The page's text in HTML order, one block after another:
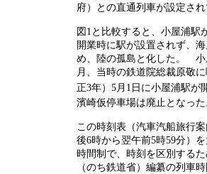
府）との直通列車が設定され
図1と比較すると、小屋浦
開業時に駅が設置されず、
め、陸の孤島と化した。 小
月、当時の鉄道院総裁原敬
正3年）5月1日に小屋浦駅が
濱崎仮停車場は廃止となった
この時刻表（汽車汽船旅行
後6時から翌午前5時59分）
時間制で、時刻を区別する
（のち鉄道省）編纂の列車